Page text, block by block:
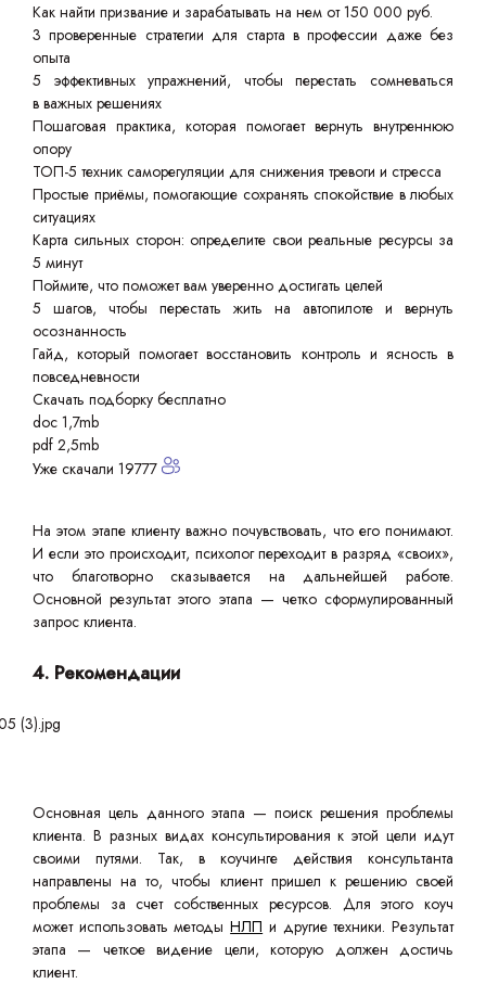
Как найти призвание и зарабатывать на нем от 150 000 руб.
3 проверенные стратегии для старта в профессии даже без
опыта
5 эффективных упражнений, чтобы перестать сомневаться
в важных решениях
Пошаговая практика, которая помогает вернуть внутреннюю
опору
ТОП-5 техник саморегуляции для снижения тревоги и стресса
Простые приёмы, помогающие сохранять спокойствие в любых
ситуациях
Карта сильных сторон: определите свои реальные ресурсы за
5 минут
Поймите, что поможет вам уверенно достигать целей
5 шагов, чтобы перестать жить на автопилоте и вернуть
осознанность
Гайд, который помогает восстановить контроль и ясность в
повседневности
Скачать подборку бесплатно
doc 1,7mb
pdf 2,5mb
Уже скачали 19777
На этом этапе клиенту важно почувствовать, что его понимают.
И если это происходит, психолог переходит в разряд «своих»,
что благотворно сказывается на дальнейшей работе.
Основной результат этого этапа — четко сформулированный
запрос клиента.
4. Рекомендации
Основная цель данного этапа — поиск решения проблемы
клиента. В разных видах консультирования к этой цели идут
своими путями. Так, в коучинге действия консультанта
направлены на то, чтобы клиент пришел к решению своей
проблемы за счет собственных ресурсов. Для этого коуч
может использовать методыНЛП и другие техники. Результат
этапа — четкое видение цели, которую должен достичь
клиент.